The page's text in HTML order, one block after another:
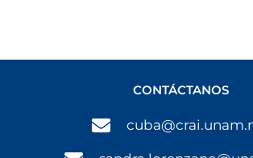
CONTÁCTANOS